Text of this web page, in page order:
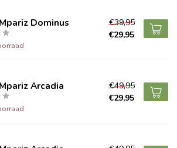
Dominus
€39,95
€29,95
Arcadia
€49,95
€29,95